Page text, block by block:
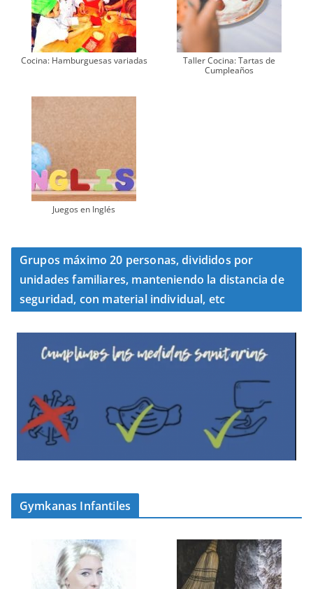
Cocina: Hamburguesas variadas
Taller Cocina: Tartas de
Cumpleaños
Juegos en Inglés
Grupos máximo 20 personas, divididos por
unidades familiares, manteniendo la distancia de
seguridad, con material individual, etc
Gymkanas Infantiles